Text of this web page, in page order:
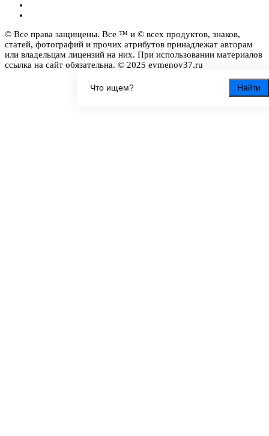
Найти
© Все права защищены. Все ™ и © всех продуктов, знаков,
статей, фотографий и прочих атрибутов принадлежат авторам
или владельцам лицензий на них. При использовании материалов
ссылка на сайт обязательна. © 2025 evmenov37.ru